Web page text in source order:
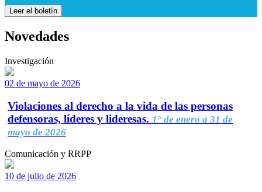
Leer el boletín
Novedades
Investigación
02 de mayo de 2026
Violaciones al derecho a la vida de las personas
defensoras, líderes y lideresas. 1° de enero a 31 de
mayo de 2026
Comunicación y RRPP
10 de julio de 2026